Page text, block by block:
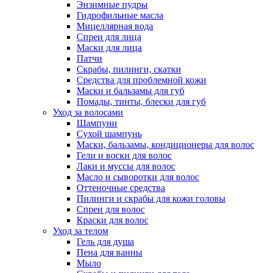
Энзимные пудры
Гидрофильные масла
Мицеллярная вода
Спреи для лица
Маски для лица
Патчи
Скрабы, пилинги, скатки
Средства для проблемной кожи
Маски и бальзамы для губ
Помады, тинты, блески для губ
Уход за волосами
Шампуни
Сухой шампунь
Маски, бальзамы, кондиционеры для волос
Гели и воски для волос
Лаки и муссы для волос
Масло и сыворотки для волос
Оттеночные средства
Пилинги и скрабы для кожи головы
Спреи для волос
Краски для волос
Уход за телом
Гель для душа
Пена для ванны
Мыло